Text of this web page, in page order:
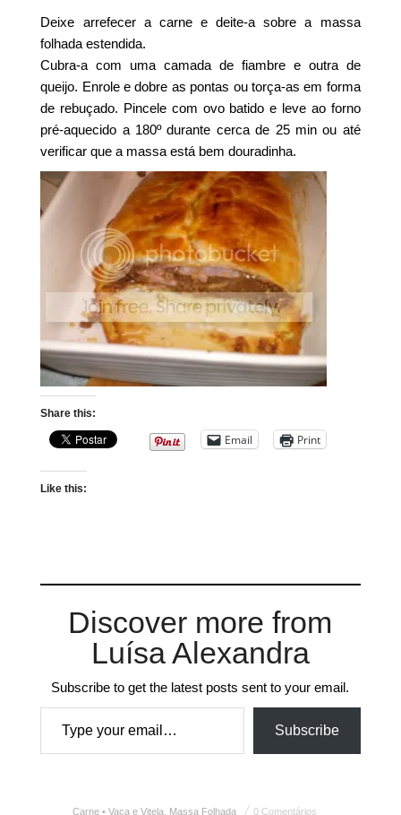
Deixe arrefecer a carne e deite-a sobre a massa
folhada estendida.
Cubra-a com uma camada de fiambre e outra de
queijo. Enrole e dobre as pontas ou torça-as em forma
de rebuçado. Pincele com ovo batido e leve ao forno
pré-aquecido a 180º durante cerca de 25 min ou até
verificar que a massa está bem douradinha.
Share this:
Email Print
Like this:
Discover more from
Luísa Alexandra
Subscribe to get the latest posts sent to your email.
Type your email…
Subscribe
Carne • Vaca e Vitela, Massa Folhada 0 Comentários